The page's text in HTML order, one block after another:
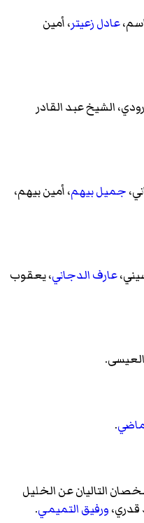
عادل زعيتر، أمين
، الشيخ عبد القادر
جميل بيهم، أمين بيهم،
عارف الدجاني، يعقوب
.
التاليان عن الخليل
ورفيق التميمي.